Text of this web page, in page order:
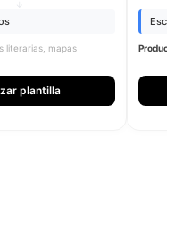
literarias, mapas
plantilla